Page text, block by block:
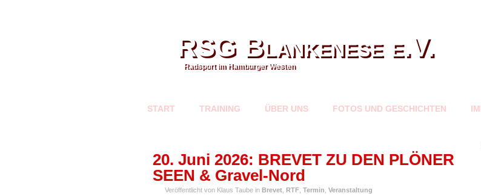
RSG Blankenese e.V.
Radsport im Hamburger Westen
START TRAINING ÜBER UNS FOTOS UND GESCHICHTEN
20. Juni 2026: BREVET ZU DEN PLÖNER
SEEN & Gravel-Nord
Veröffentlicht von Klaus Taube in Brevet RTF Termin Veranstaltung